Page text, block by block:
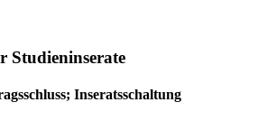
Studieninserate
Inseratsschaltung